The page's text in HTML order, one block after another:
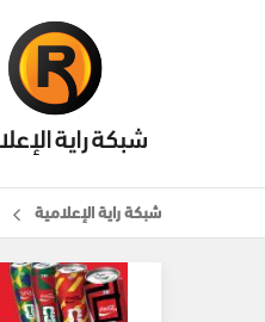
شبكة راية الإعلامية